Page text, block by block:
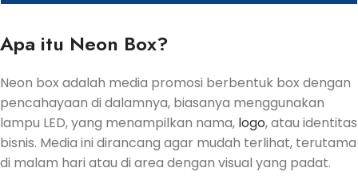
Apa itu Neon Box?
Neon box adalah media promosi berbentuk box dengan
pencahayaan di dalamnya, biasanya menggunakan
lampu LED, yang menampilkan nama, logo, atau identitas
bisnis. Media ini dirancang agar mudah terlihat, terutama
di malam hari atau di area dengan visual yang padat.